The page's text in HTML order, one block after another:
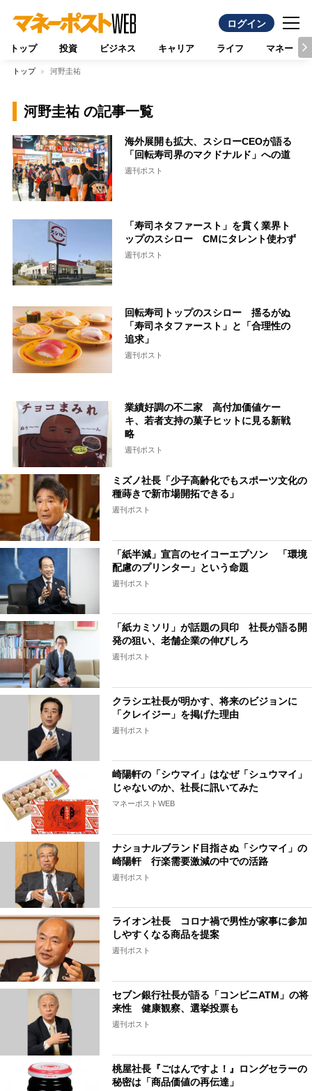
ログイン
トップ 投資 ビジネス キャリア ライフ マネー
トップ 河野圭祐
河野圭祐 の記事一覧
海外展開も拡大、スシローCEOが語る
「回転寿司界のマクドナルド」への道
週刊ポスト
「寿司ネタファースト」を貫く業界ト
ップのスシロー CMにタレント使わず
週刊ポスト
回転寿司トップのスシロー 揺るがぬ
「寿司ネタファースト」と「合理性の
追求」
週刊ポスト
業績好調の不二家 高付加価値ケー
キ、若者支持の菓子ヒットに見る新戦
略
週刊ポスト
ミズノ社長「少子高齢化でもスポーツ文化の
種蒔きで新市場開拓できる」
週刊ポスト
「紙半減」宣言のセイコーエプソン 「環境
配慮のプリンター」という命題
週刊ポスト
「紙カミソリ」が話題の貝印 社長が語る開
発の狙い、老舗企業の伸びしろ
週刊ポスト
クラシエ社長が明かす、将来のビジョンに
「クレイジー」を掲げた理由
週刊ポスト
崎陽軒の「シウマイ」はなぜ「シュウマイ」
じゃないのか、社長に訊いてみた
マネーポストWEB
ナショナルブランド目指さぬ「シウマイ」の
崎陽軒 行楽需要激減の中での活路
週刊ポスト
ライオン社長 コロナ禍で男性が家事に参加
しやすくなる商品を提案
週刊ポスト
セブン銀行社長が語る「コンビニATM」の将
来性 健康観察、選挙投票も
週刊ポスト
桃屋社長『ごはんですよ！』ロングセラーの
秘密は「商品価値の再伝達」